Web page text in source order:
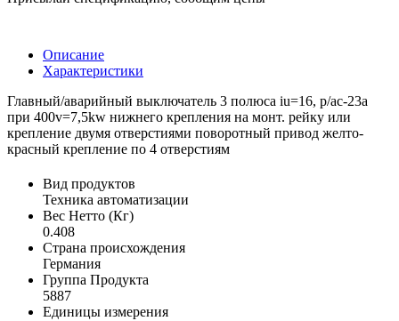
Описание
Характеристики
Главный/аварийный выключатель 3 полюса iu=16, p/ac-23a
при 400v=7,5kw нижнего крепления на монт. рейку или
крепление двумя отверстиями поворотный привод желто-
красный крепление по 4 отверстиям
Вид продуктов
Техника автоматизации
Вес Нетто (Кг)
0.408
Страна происхождения
Германия
Группа Продукта
5887
Единицы измерения